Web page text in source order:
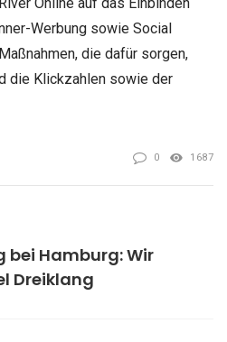
Werbung sowie Social
die dafür sorgen,
die Klickzahlen sowie der
0 1687
bei Hamburg: Wir
Dreiklang